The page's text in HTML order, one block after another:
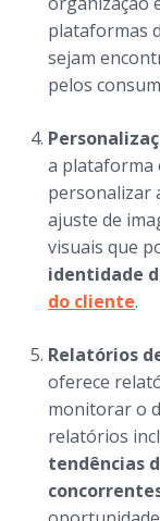
plataformas
sejam
pelos
a plataforma
personalizar
ajuste de
visuais que
identidade
do cliente.
Relatórios
oferece
monitorar o
relatórios
tendências